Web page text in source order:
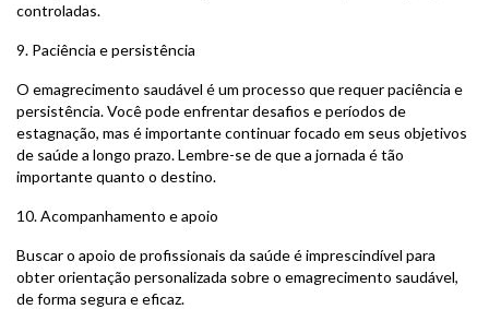
controladas.
9. Paciência e persistência
O emagrecimento saudável é um processo que requer paciência e
persistência. Você pode enfrentar desafios e períodos de
estagnação, mas é importante continuar focado em seus objetivos
de saúde a longo prazo. Lembre-se de que a jornada é tão
importante quanto o destino.
10. Acompanhamento e apoio
Buscar o apoio de profissionais da saúde é imprescindível para
obter orientação personalizada sobre o emagrecimento saudável,
de forma segura e eficaz.